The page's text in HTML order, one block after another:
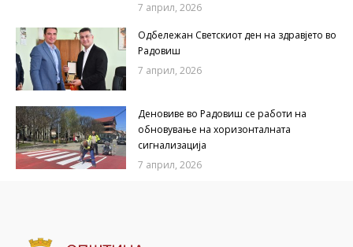
7 април, 2026
Одбележан Светскиот ден на здравјето во
Радовиш
7 април, 2026
Деновиве во Радовиш се работи на
обновување на хоризонталната
сигнализација
7 април, 2026